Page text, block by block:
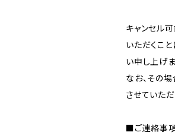
キャンセル
いただくこ
い申し上げま
なお、その
させていただ
■ご連絡事